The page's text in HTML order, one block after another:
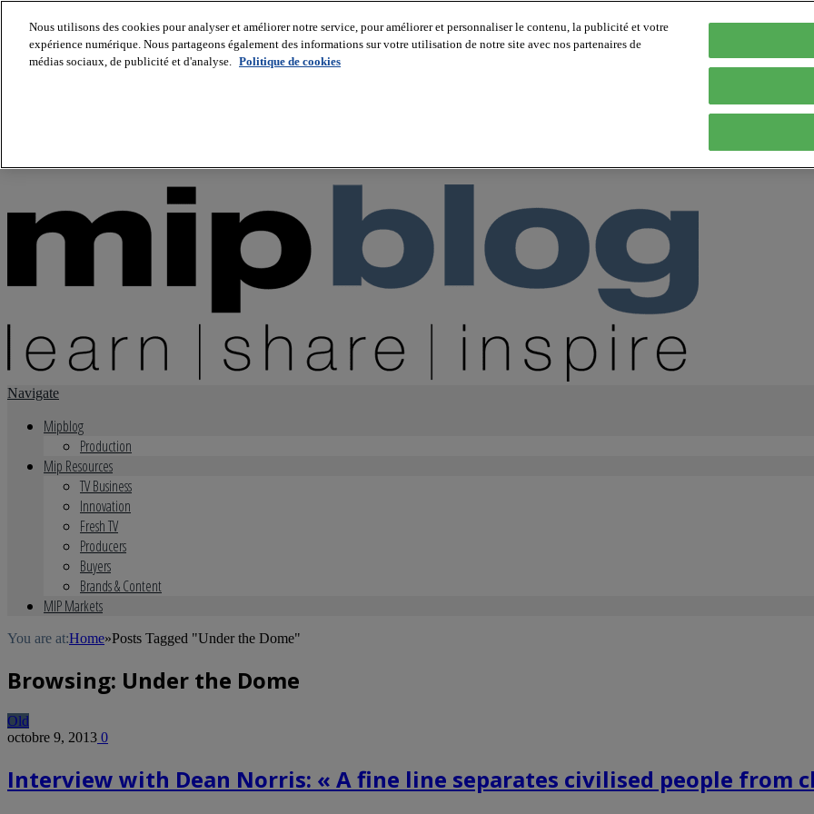
About us
Navigate
Mipblog
Production
Mip Resources
TV Business
Innovation
Fresh TV
Producers
Buyers
Brands & Content
MIP Markets
You are at:Home»Posts Tagged "Under the Dome"
Browsing: Under the Dome
Old
octobre 9, 2013 0
Interview with Dean Norris: « A fine line separates civilised people from
Nous utilisons des cookies pour analyser et améliorer notre service, pour améliorer et personnaliser le contenu, la publicité et votre
expérience numérique. Nous partageons également des informations sur votre utilisation de notre site avec nos partenaires de
médias sociaux, de publicité et d'analyse. Politique de cookies